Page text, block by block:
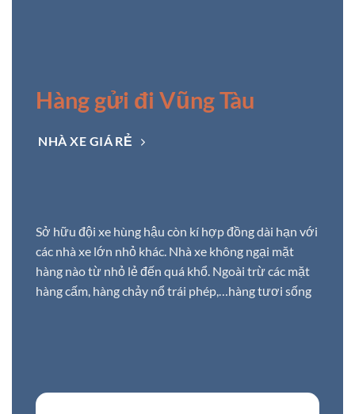
Hàng gửi đi Vũng Tàu
NHÀ XE GIÁ RẺ
Sở hữu đội xe hùng hậu còn kí hợp đồng dài hạn với
các nhà xe lớn nhỏ khác. Nhà xe không ngại mặt
hàng nào từ nhỏ lẻ đến quá khổ. Ngoài trừ các mặt
hàng cấm, hàng chảy nổ trái phép,…hàng tươi sống